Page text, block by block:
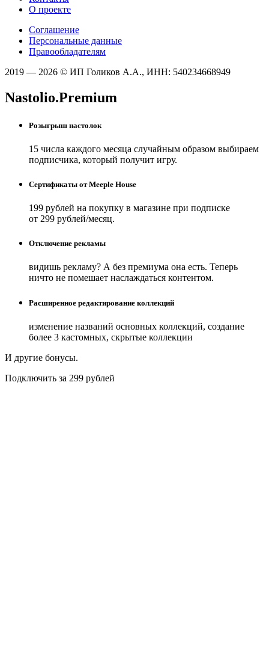
О проекте
Соглашение
Персональные данные
Правообладателям
2019 — 2026 © ИП Голиков А.А., ИНН: 540234668949
Nastolio.Premium
Розыгрыш настолок
15 числа каждого месяца случайным образом выбираем
подписчика, который получит игру.
Сертификаты от Meeple House
199 рублей на покупку в магазине при подписке
от 299 рублей/месяц.
Отключение рекламы
видишь рекламу? А без премиума она есть. Теперь
ничто не помешает наслаждаться контентом.
Расширенное редактирование коллекций
изменение названий основных коллекций, создание
более 3 кастомных, скрытые коллекции
И другие бонусы.
Подключить за 299 рублей